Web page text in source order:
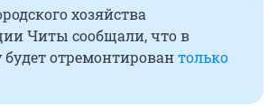
хозяйства
Читы сообщали, что в
будет отремонтировантолько